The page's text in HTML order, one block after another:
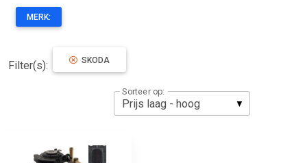
MERK:
Filter(s): SKODA
Sorteer op: